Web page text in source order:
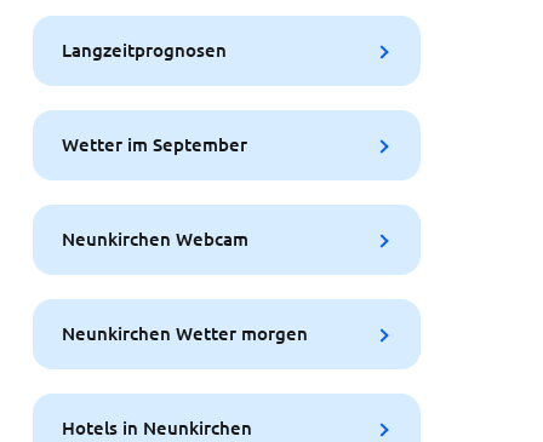
Langzeitprognosen
Wetter im September
Neunkirchen Webcam
Neunkirchen Wetter morgen
Hotels in Neunkirchen